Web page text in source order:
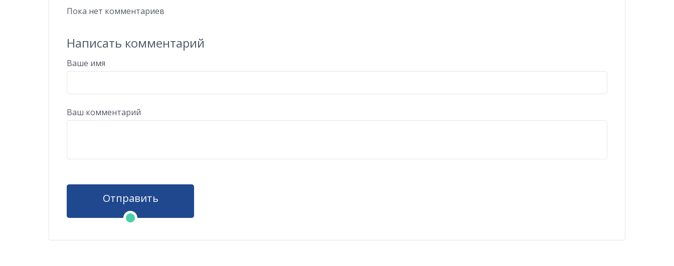
Пока нет комментариев
Написать комментарий
Ваше имя
Ваш комментарий
Отправить